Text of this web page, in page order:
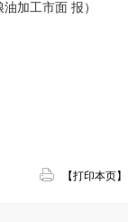
加工市面 报）
【打印本页】